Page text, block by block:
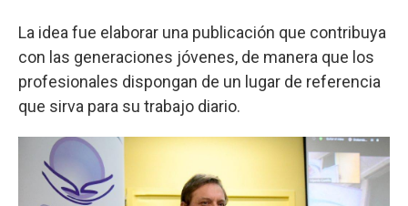
La idea fue elaborar una publicación que contribuya
con las generaciones jóvenes, de manera que los
profesionales dispongan de un lugar de referencia
que sirva para su trabajo diario.